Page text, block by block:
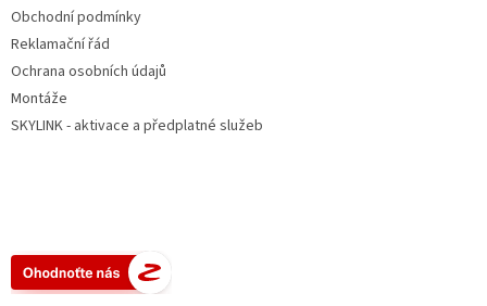
Obchodní podmínky
Reklamační řád
Ochrana osobních údajů
Montáže
SKYLINK - aktivace a předplatné služeb